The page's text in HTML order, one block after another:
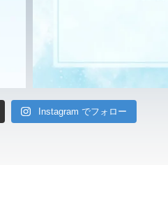
Instagram でフォロー